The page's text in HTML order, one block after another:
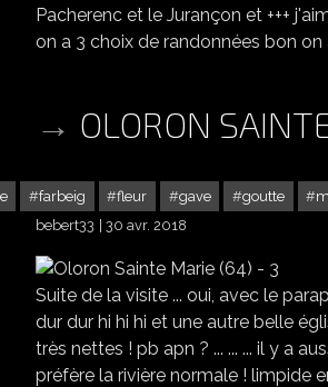
Pacherenc et le Jurançon et +++
on a 3 choix de randonnées bon on
OLORON
farbeig fleur gave goutte
bebert33
30 avr. 2018
Suite de la visite ... oui, avec le
dur dur hi hi hi et une autre belle
très nettes ! pb apn ? ... ... ... il y a
préfère la rivière normale ! limpide